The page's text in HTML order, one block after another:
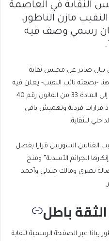
النقابة في العاصمة
مازن الناطور،
رسمي وصف فيه
بيان صادر عن مجلس نقابة
-بصفته نائب النقيب- يعلن فيه
عن سحب الثقة من الناطور، استنادا إلى المادة 33 من القانون رقم 40
باتخاذ قرارات فردية وتهميش باقي
للنقابة.
الفنانين السوريين قرارا بفصل
الجرائم الأسدية” ومنح
نصري ومالك جندلي وأحمد
باطل
عبر الصفحة الرسمية لنقابة